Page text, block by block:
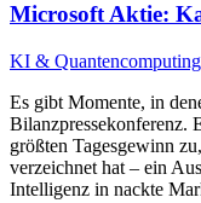
Microsoft Aktie:
KI & Quantencomputing
Es gibt Momente, in
Bilanzpressekonferenz.
größten Tagesgewinn
verzeichnet hat – ein
Intelligenz in nackte